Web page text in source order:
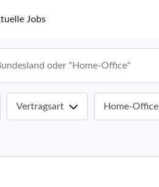
Jobs
Vertragsart Home-Office